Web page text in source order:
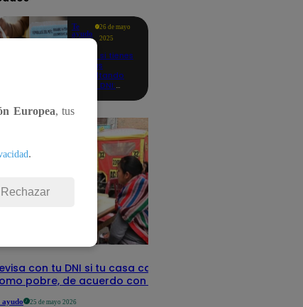
Te
ayudo
26 de mayo
2025
Revisa si tienes
deudas
consultando
con tu DNI:
detalles
con tu DNI si tu casa califica
pobre, de acuerdo con el Sisfoh
ayudo 25 de mayo 2026
Europea, tus
.
Rechazar